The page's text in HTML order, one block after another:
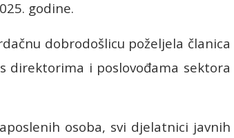
godine.
dobrodošlicu poželjela članica
direktorima i poslovođama sektora
osoba, svi djelatnici javnih